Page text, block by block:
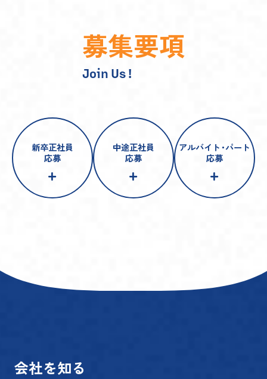
募集要項
Join Us !
新卒正社員
応募
中途正社員
応募
アルバイト・パート
応募
会社を知る